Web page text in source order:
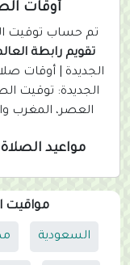
أوقات
تم حساب توقيت
تقويم رابطة
الجديدة | أوقات
الجديدة: توقيت
العصر، المغرب
مواعيد الصلاة
مواقيت
السعودية